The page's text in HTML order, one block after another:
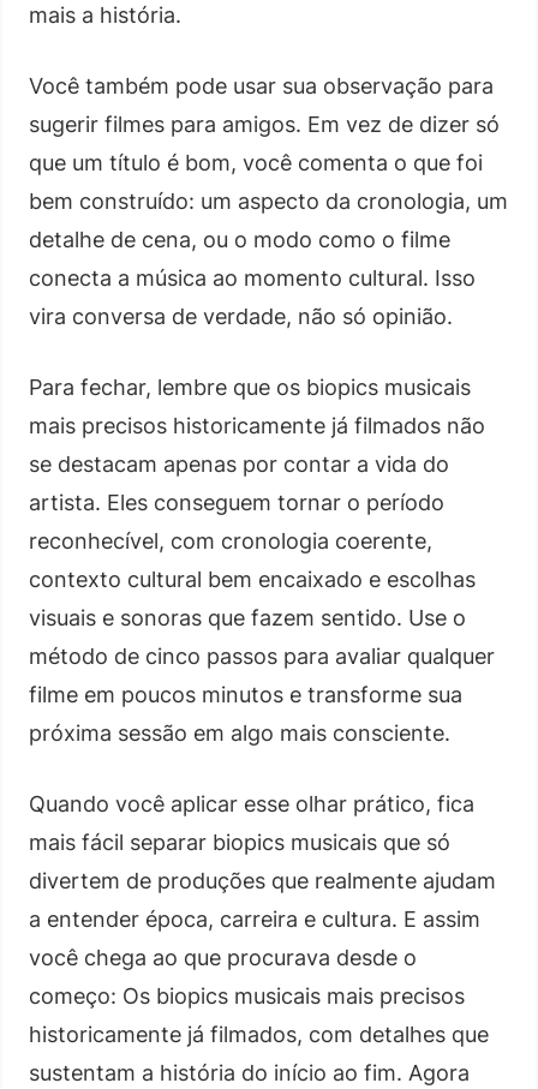
mais a história.
Você também pode usar sua observação para
sugerir filmes para amigos. Em vez de dizer só
que um título é bom, você comenta o que foi
bem construído: um aspecto da cronologia, um
detalhe de cena, ou o modo como o filme
conecta a música ao momento cultural. Isso
vira conversa de verdade, não só opinião.
Para fechar, lembre que os biopics musicais
mais precisos historicamente já filmados não
se destacam apenas por contar a vida do
artista. Eles conseguem tornar o período
reconhecível, com cronologia coerente,
contexto cultural bem encaixado e escolhas
visuais e sonoras que fazem sentido. Use o
método de cinco passos para avaliar qualquer
filme em poucos minutos e transforme sua
próxima sessão em algo mais consciente.
Quando você aplicar esse olhar prático, fica
mais fácil separar biopics musicais que só
divertem de produções que realmente ajudam
a entender época, carreira e cultura. E assim
você chega ao que procurava desde o
começo: Os biopics musicais mais precisos
historicamente já filmados, com detalhes que
sustentam a história do início ao fim. Agora